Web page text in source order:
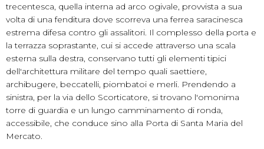
trecentesca, quella interna ad arco ogivale, provvista a sua
volta di una fenditura dove scorreva una ferrea saracinesca
estrema difesa contro gli assalitori. Il complesso della porta e
la terrazza soprastante, cui si accede attraverso una scala
esterna sulla destra, conservano tutti gli elementi tipici
dell'architettura militare del tempo quali saettiere,
archibugere, beccatelli, piombatoi e merli. Prendendo a
sinistra, per la via dello Scorticatore, si trovano l'omonima
torre di guardia e un lungo camminamento di ronda,
accessibile, che conduce sino alla Porta di Santa Maria del
Mercato.